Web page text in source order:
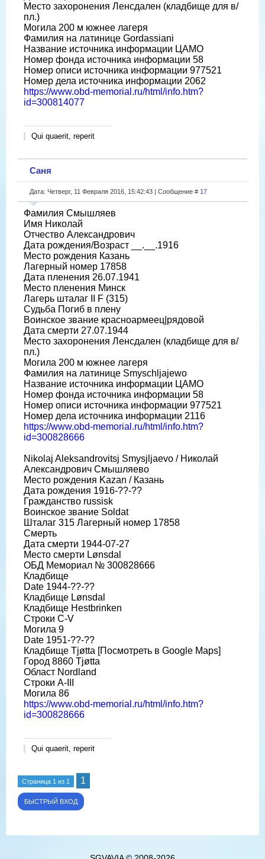
Место захоронения Ленсдален (кладбище для в/
пл.)
Могила 200 м южнее лагеря
Фамилия на латинице Gordassiani
Название источника информации ЦАМО
Номер фонда источника информации 58
Номер описи источника информации 977521
Номер дела источника информации 2062
https://www.obd-memorial.ru/html/info.htm?
id=300814077
Qui quaerit, reperit
Саня
Дата: Четверг, 11 Февраля 2016, 15:42:43 | Сообщение # 17
Фамилия Смышляев
Имя Николай
Отчество Александрович
Дата рождения/Возраст __.__.1916
Место рождения Казань
Лагерный номер 17858
Дата пленения 26.07.1941
Место пленения Минск
Лагерь шталаг II F (315)
Судьба Погиб в плену
Воинское звание красноармеец|рядовой
Дата смерти 27.07.1944
Место захоронения Ленсдален (кладбище для в/
пл.)
Могила 200 м южнее лагеря
Фамилия на латинице Smyschljajewo
Название источника информации ЦАМО
Номер фонда источника информации 58
Номер описи источника информации 977521
Номер дела источника информации 2116
https://www.obd-memorial.ru/html/info.htm?
id=300828666
Nikolaj Aleksandrovitsj Smysjljaevo / Николай
Александрович Смышляево
Место рождения Kazan / Казань
Дата рождения 1916-??-??
Гражданство russisk
Воинское звание Soldat
Шталаг 315 Лагерный номер 17858
Смерть
Дата смерти 1944-07-27
Место смерти Lønsdal
ОБД Мемориал № 300828666
Кладбище
Date 1944-??-??
Кладбище Lønsdal
Кладбище Hestbrinken
Строки C-V
Могила 9
Date 1951-??-??
Кладбище Tjøtta [Посмотреть в Google Maps]
Город 8860 Tjøtta
Област Nordland
Строки A-III
Могила 86
https://www.obd-memorial.ru/html/info.htm?
id=300828666
Qui quaerit, reperit
Страница 1 из 1 1